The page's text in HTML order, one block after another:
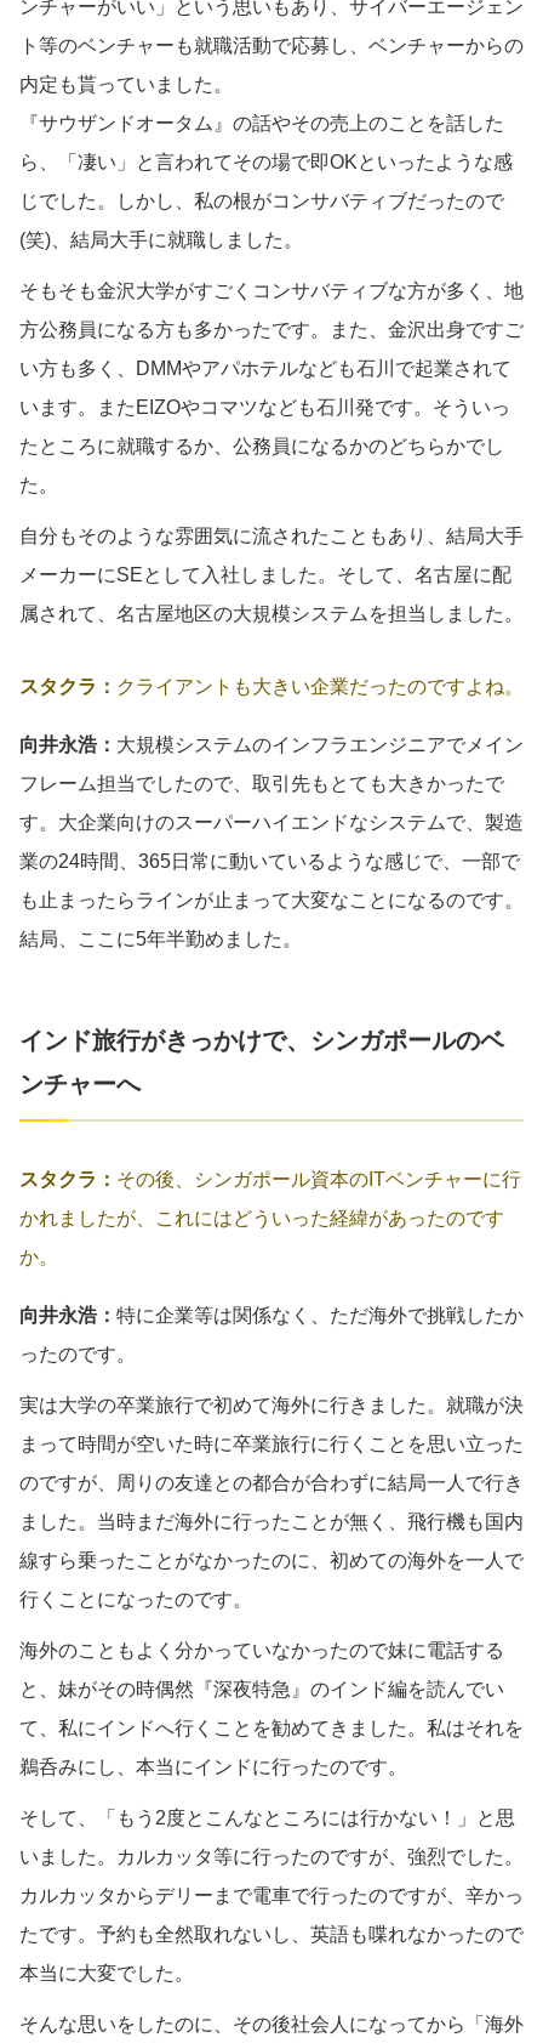
ンチャーがいい」という思いもあり、サイバーエージェン
ト等のベンチャーも就職活動で応募し、ベンチャーからの
内定も貰っていました。
『サウザンドオータム』の話やその売上のことを話した
ら、「凄い」と言われてその場で即OKといったような感
じでした。しかし、私の根がコンサバティブだったので
(笑)、結局大手に就職しました。
そもそも金沢大学がすごくコンサバティブな方が多く、地
方公務員になる方も多かったです。また、金沢出身ですご
い方も多く、DMMやアパホテルなども石川で起業されて
います。またEIZOやコマツなども石川発です。そういっ
たところに就職するか、公務員になるかのどちらかでし
た。
自分もそのような雰囲気に流されたこともあり、結局大手
メーカーにSEとして入社しました。そして、名古屋に配
属されて、名古屋地区の大規模システムを担当しました。
スタクラ： クライアントも大きい企業だったのですよね。
向井永浩： 大規模システムのインフラエンジニアでメイン
フレーム担当でしたので、取引先もとても大きかったで
す。大企業向けのスーパーハイエンドなシステムで、製造
業の24時間、365日常に動いているような感じで、一部で
も止まったらラインが止まって大変なことになるのです。
結局、ここに5年半勤めました。
インド旅行がきっかけで、シンガポールのベ
ンチャーへ
スタクラ： その後、シンガポール資本のITベンチャーに行
かれましたが、これにはどういった経緯があったのです
か。
向井永浩： 特に企業等は関係なく、ただ海外で挑戦したか
ったのです。
実は大学の卒業旅行で初めて海外に行きました。就職が決
まって時間が空いた時に卒業旅行に行くことを思い立った
のですが、周りの友達との都合が合わずに結局一人で行き
ました。当時まだ海外に行ったことが無く、飛行機も国内
線すら乗ったことがなかったのに、初めての海外を一人で
行くことになったのです。
海外のこともよく分かっていなかったので妹に電話する
と、妹がその時偶然『深夜特急』のインド編を読んでい
て、私にインドへ行くことを勧めてきました。私はそれを
鵜呑みにし、本当にインドに行ったのです。
そして、「もう2度とこんなところには行かない！」と思
いました。カルカッタ等に行ったのですが、強烈でした。
カルカッタからデリーまで電車で行ったのですが、辛かっ
たです。予約も全然取れないし、英語も喋れなかったので
本当に大変でした。
そんな思いをしたのに、その後社会人になってから「海外